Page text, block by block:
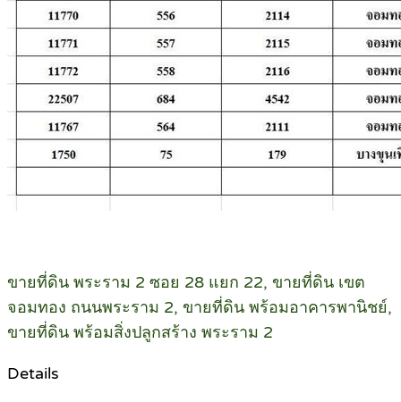
ขายที่ดิน พระราม 2 ซอย 28 แยก 22, ขายที่ดิน เขต
จอมทอง ถนนพระราม 2, ขายที่ดิน พร้อมอาคารพานิชย์,
ขายที่ดิน พร้อมสิ่งปลูกสร้าง พระราม 2
Details